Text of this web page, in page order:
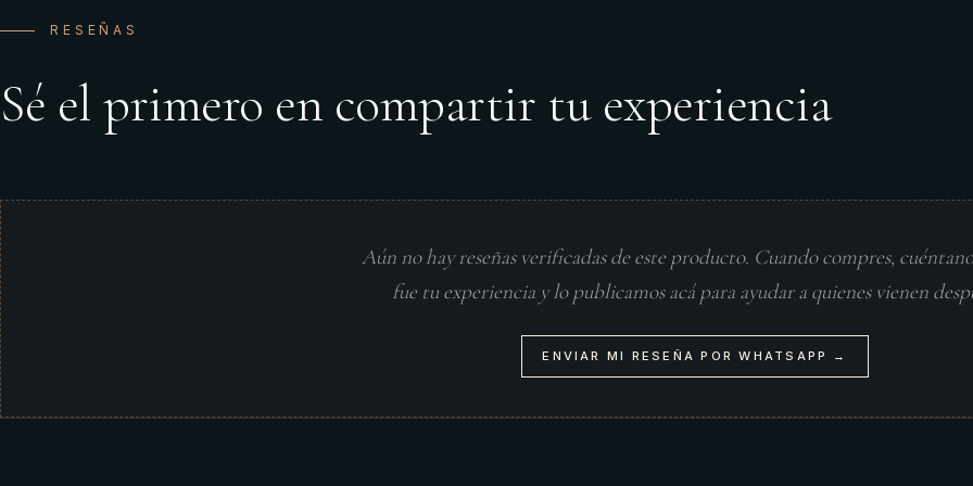
RESEÑAS
Sé el primero en compartir tu experiencia
Aún no hay reseñas verificadas de este producto. Cuando compres,
fue tu experiencia y lo publicamos acá para ayudar a quienes vienen
ENVIAR MI RESEÑA POR WHATSAPP →